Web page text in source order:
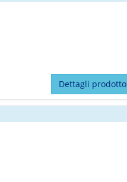
Dettagli prodotto